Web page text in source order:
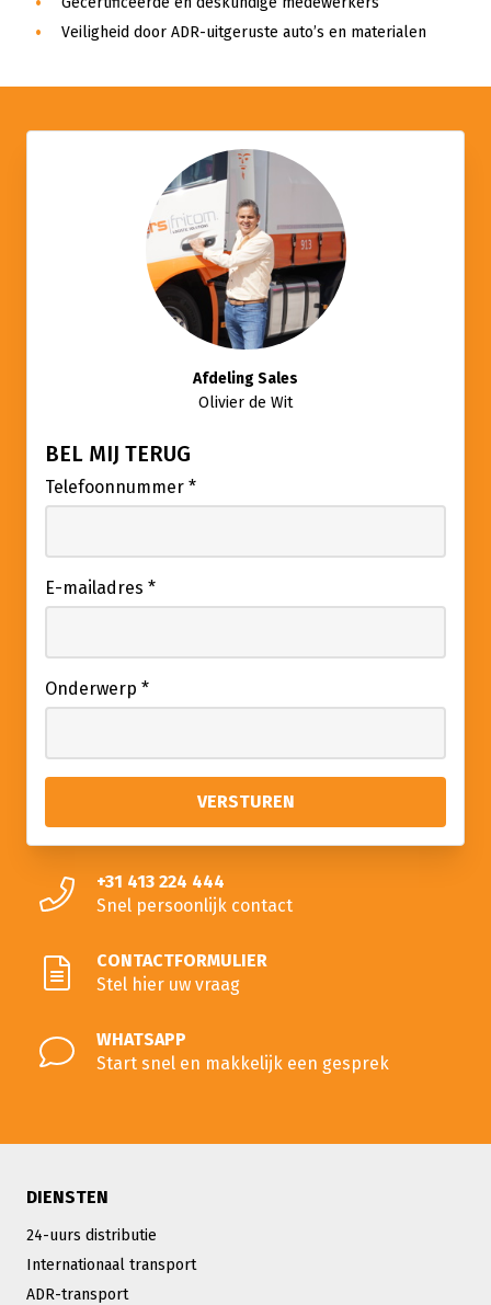
Veiligheid door ADR-uitgeruste auto’s en materialen
Afdeling Sales
Olivier de Wit
BEL MIJ TERUG
Telefoonnummer *
E-mailadres *
Onderwerp *
+31 413 224 444
Snel persoonlijk contact
CONTACTFORMULIER
Stel hier uw vraag
WHATSAPP
Start snel en makkelijk een gesprek
DIENSTEN
24-uurs distributie
Internationaal transport
ADR-transport